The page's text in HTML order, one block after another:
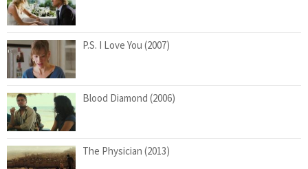
P.S. I Love You (2007)
Blood Diamond (2006)
The Physician (2013)